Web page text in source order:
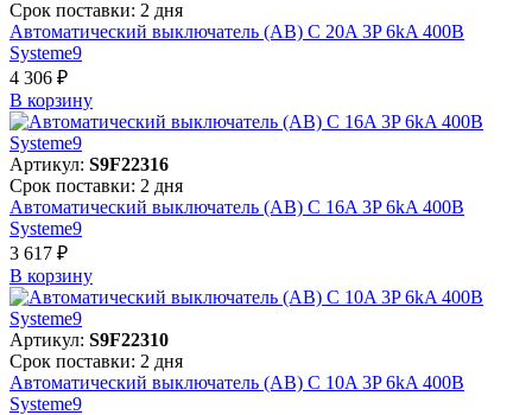
Срок поставки: 2 дня
Автоматический выключатель (АВ) C 20A 3P 6kA 400В
Systeme9
4 306 ₽
В корзинy
Артикул: S9F22316
Срок поставки: 2 дня
Автоматический выключатель (АВ) C 16A 3P 6kA 400В
Systeme9
3 617 ₽
В корзинy
Артикул: S9F22310
Срок поставки: 2 дня
Автоматический выключатель (АВ) C 10A 3P 6kA 400В
Systeme9